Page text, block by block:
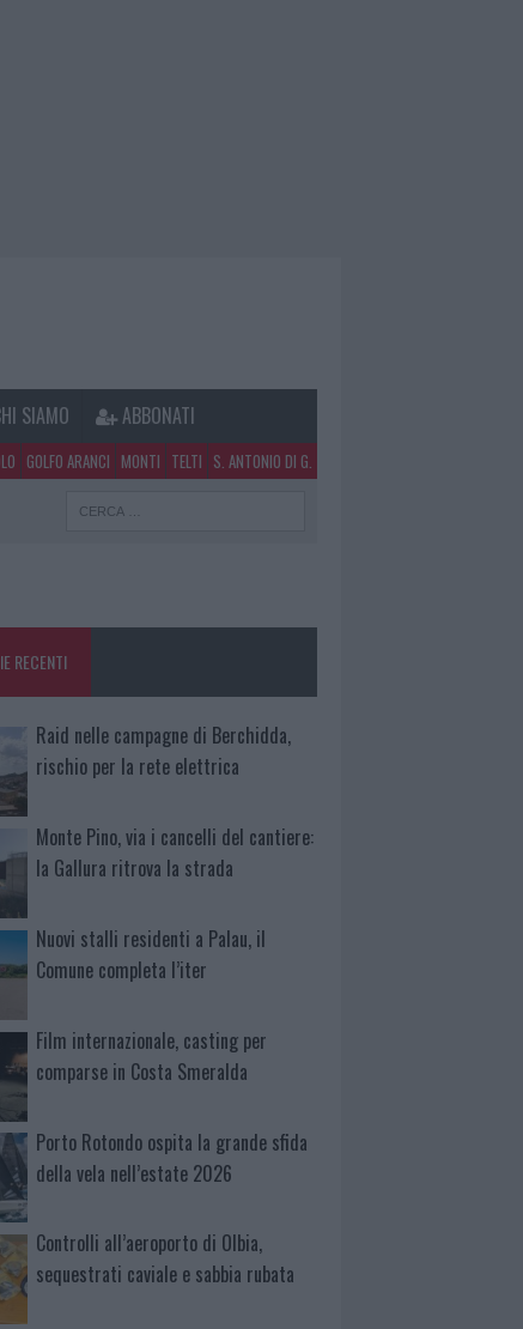
SIAMO ABBONATI
GOLFO ARANCI MONTI TELTI S. ANTONIO DI G.
RECENTI
Raid nelle campagne di Berchidda,
rischio per la rete elettrica
Monte Pino, via i cancelli del cantiere:
la Gallura ritrova la strada
Nuovi stalli residenti a Palau, il
Comune completa l’iter
Film internazionale, casting per
comparse in Costa Smeralda
Porto Rotondo ospita la grande sfida
della vela nell’estate 2026
Controlli all’aeroporto di Olbia,
sequestrati caviale e sabbia rubata